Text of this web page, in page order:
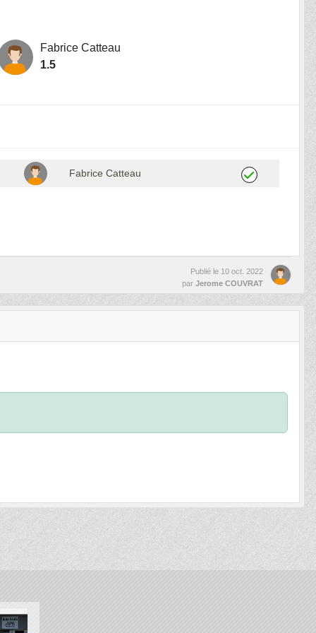
Fabrice Catteau
1.5
Fabrice Catteau
Publié le 10 oct. 2022
par Jerome COUVRAT